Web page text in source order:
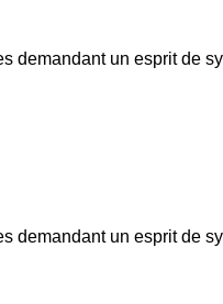
demandant un esprit de
demandant un esprit de